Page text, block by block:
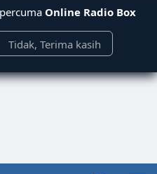
Online Radio Box
Tidak, Terima kasih